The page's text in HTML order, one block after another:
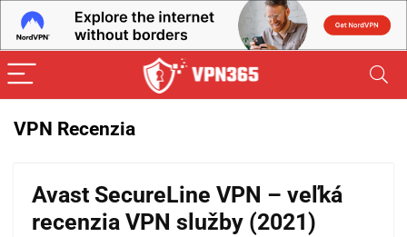
VPN Recenzia
Avast SecureLine VPN – veľká
recenzia VPN služby (2021)